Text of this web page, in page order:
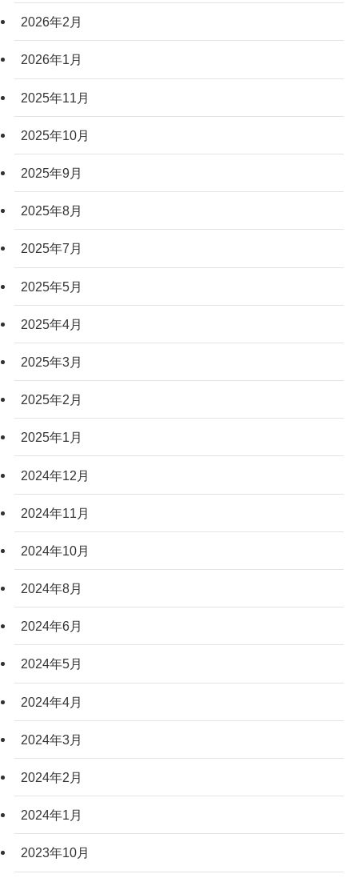
2026年2月
2026年1月
2025年11月
2025年10月
2025年9月
2025年8月
2025年7月
2025年5月
2025年4月
2025年3月
2025年2月
2025年1月
2024年12月
2024年11月
2024年10月
2024年8月
2024年6月
2024年5月
2024年4月
2024年3月
2024年2月
2024年1月
2023年10月